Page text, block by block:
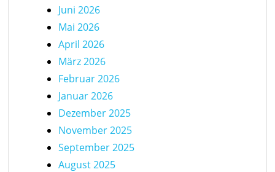
Juni 2026
Mai 2026
April 2026
März 2026
Februar 2026
Januar 2026
Dezember 2025
November 2025
September 2025
August 2025